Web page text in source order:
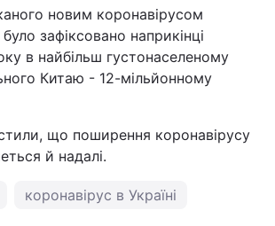
новим коронавірусом
зафіксовано наприкінці
в найбільш густонаселеному
Китаю - 12-мільйонному
що поширення коронавірусу
й надалі.
коронавірус в Україні